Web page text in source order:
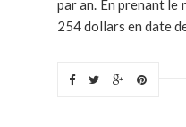
par an. En prenant le
254 dollars en date